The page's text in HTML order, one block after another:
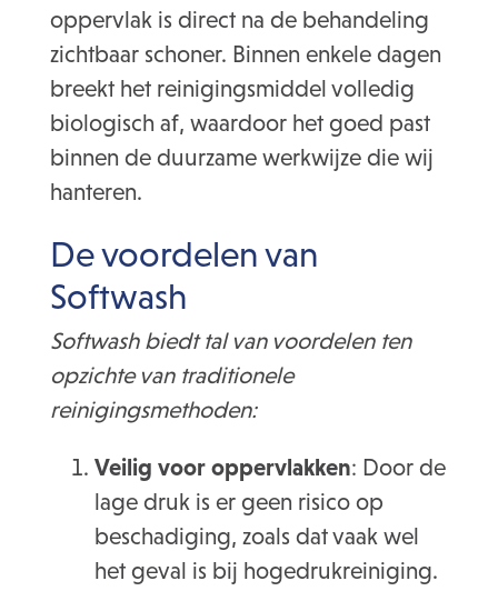
oppervlak is direct na de behandeling
zichtbaar schoner. Binnen enkele dagen
breekt het reinigingsmiddel volledig
biologisch af, waardoor het goed past
binnen de duurzame werkwijze die wij
hanteren.
De voordelen van
Softwash
Softwash biedt tal van voordelen ten
opzichte van traditionele
reinigingsmethoden:
Veilig voor oppervlakken: Door de
lage druk is er geen risico op
beschadiging, zoals dat vaak wel
het geval is bij hogedrukreiniging.